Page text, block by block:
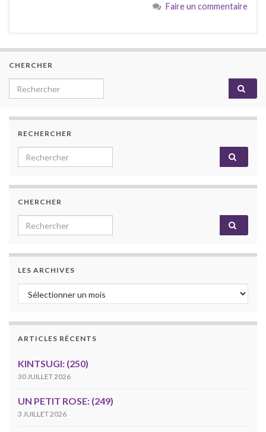
Faire un commentaire
CHERCHER
Search for:
RECHERCHER
Search for:
CHERCHER
Search for:
LES ARCHIVES
Les archives
ARTICLES RÉCENTS
KINTSUGI: (250)
30 JUILLET 2026
UN PETIT ROSE: (249)
3 JUILLET 2026